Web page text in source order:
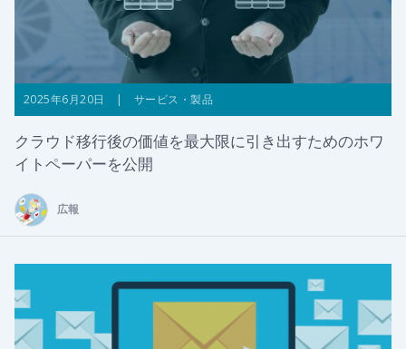
2025年6月20日 | サービス・製品
クラウド移行後の価値を最大限に引き出すためのホワ
イトペーパーを公開
広報